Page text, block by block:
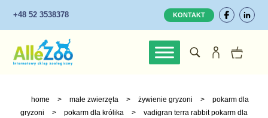
+48 52 3538378 KONTAKT
home > małe zwierzęta > żywienie gryzoni >
pokarm dla
gryzoni
> pokarm dla królika >
vadigran terra rabbit pokarm dla